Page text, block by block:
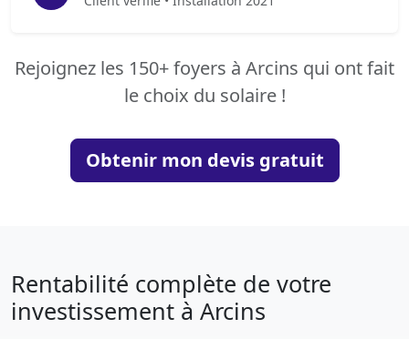
Rejoignez les 150+ foyers à Arcins qui ont fait
le choix du solaire !
Obtenir mon devis gratuit
Rentabilité complète de votre
investissement à Arcins